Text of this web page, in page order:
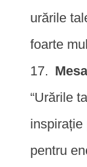
urările
foarte
“Urările
inspirație
pentru